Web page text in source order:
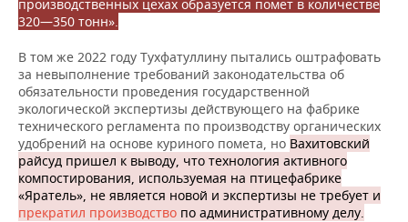
производственных цехах образуется помет в количестве
320—350 тонн».
В том же 2022 году Тухфатуллину пытались оштрафовать
за невыполнение требований законодательства об
обязательности проведения государственной
экологической экспертизы действующего на фабрике
технического регламента по производству органических
удобрений на основе куриного помета, но Вахитовский
райсуд пришел к выводу, что технология активного
компостирования, используемая на птицефабрике
«Яратель», не является новой и экспертизы не требует и
прекратил производство по административному делу.